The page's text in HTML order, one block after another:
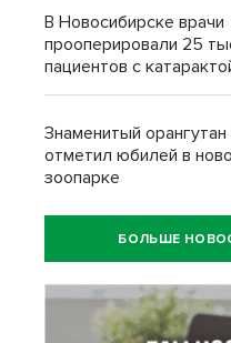
В Новосибирске врачи
прооперировали 25
пациентов с
Знаменитый орангутан
отметил юбилей в
зоопарке
БОЛЬШЕ